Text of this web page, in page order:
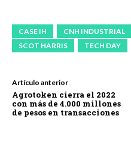
CASE IH CNH INDUSTRIAL
SCOT HARRIS
TECH DAY
Artículo anterior
Agrotoken cierra el 2022
con más de 4.000 millones
de pesos en transacciones